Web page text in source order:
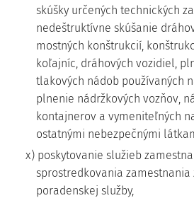
skúšky určených technických
nedeštruktívne skúšanie
mostných konštrukcií,
koľajníc, dráhových vozidiel,
tlakových nádob používaných
plnenie nádržkových vozňov,
kontajnerov a vymeniteľných
ostatnými nebezpečnými
x) poskytovanie služieb
sprostredkovania
poradenskej služby,